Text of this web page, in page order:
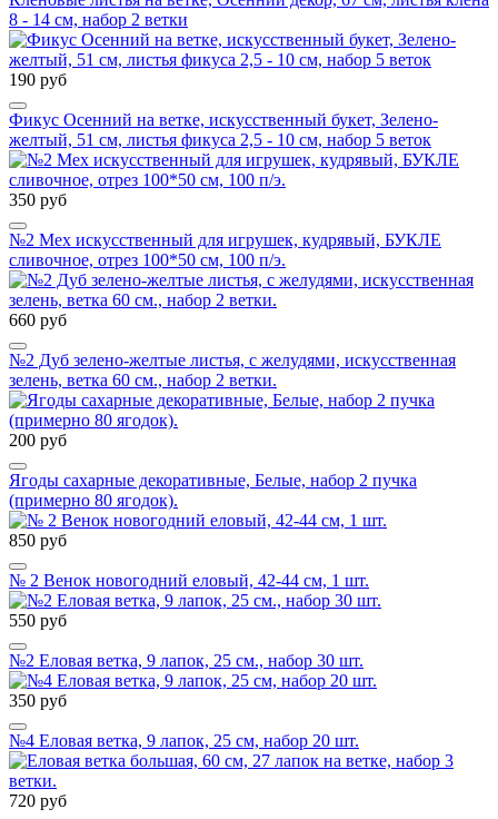
8 - 14 см, набор 2 ветки
190 руб
Фикус Осенний на ветке, искусственный букет, Зелено-
желтый, 51 см, листья фикуса 2,5 - 10 см, набор 5 веток
350 руб
№2 Мех искусственный для игрушек, кудрявый, БУКЛЕ
сливочное, отрез 100*50 см, 100 п/э.
660 руб
№2 Дуб зелено-желтые листья, с желудями, искусственная
зелень, ветка 60 см., набор 2 ветки.
200 руб
Ягоды сахарные декоративные, Белые, набор 2 пучка
(примерно 80 ягодок).
850 руб
№ 2 Венок новогодний еловый, 42-44 см, 1 шт.
550 руб
№2 Еловая ветка, 9 лапок, 25 см., набор 30 шт.
350 руб
№4 Еловая ветка, 9 лапок, 25 см, набор 20 шт.
720 руб